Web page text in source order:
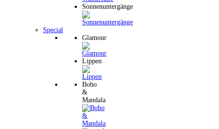
Sonnenuntergänge
Special
Glamour
Lippen
Boho
&
Mandala